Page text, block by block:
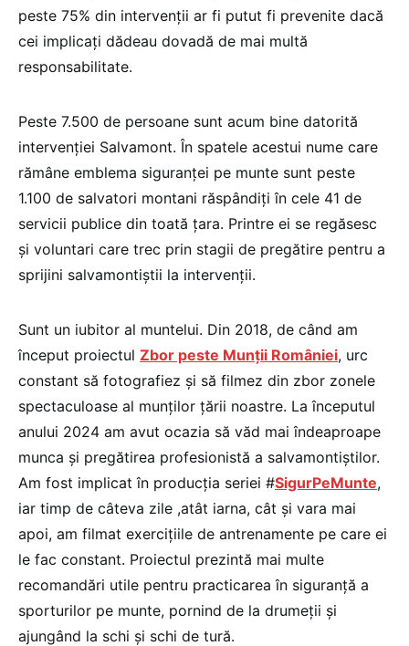
peste 75% din intervenții ar fi putut fi prevenite dacă
cei implicați dădeau dovadă de mai multă
responsabilitate.
Peste 7.500 de persoane sunt acum bine datorită
intervenției Salvamont. În spatele acestui nume care
rămâne emblema siguranței pe munte sunt peste
1.100 de salvatori montani răspândiți în cele 41 de
servicii publice din toată țara. Printre ei se regăsesc
și voluntari care trec prin stagii de pregătire pentru a
sprijini salvamontiștii la intervenții.
Sunt un iubitor al muntelui. Din 2018, de când am
început proiectul Zbor peste Munții României, urc
constant să fotografiez și să filmez din zbor zonele
spectaculoase al munților țării noastre. La începutul
anului 2024 am avut ocazia să văd mai îndeaproape
munca și pregătirea profesionistă a salvamontiștilor.
Am fost implicat în producția seriei #SigurPeMunte,
iar timp de câteva zile ,atât iarna, cât și vara mai
apoi, am filmat exercițiile de antrenamente pe care ei
le fac constant. Proiectul prezintă mai multe
recomandări utile pentru practicarea în siguranță a
sporturilor pe munte, pornind de la drumeții și
ajungând la schi și schi de tură.